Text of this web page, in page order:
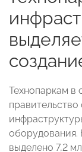
Технопаркам в
оборудования.
выделено 7,2